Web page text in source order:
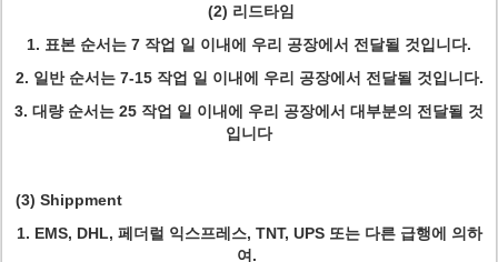
(2) 리드타임
1. 표본 순서는 7 작업 일 이내에 우리 공장에서 전달될 것입니다.
2. 일반 순서는 7-15 작업 일 이내에 우리 공장에서 전달될 것입니다.
3. 대량 순서는 25 작업 일 이내에 우리 공장에서 대부분의 전달될 것
입니다
(3) Shippment
1. EMS, DHL, 페더럴 익스프레스, TNT, UPS 또는 다른 급행에 의하
여.